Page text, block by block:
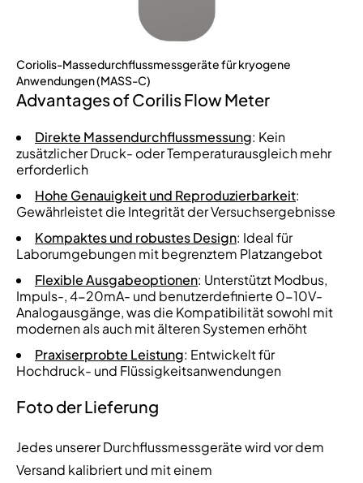
Coriolis-Massedurchflussmessgeräte für kryogene
Anwendungen (MASS-C)
Advantages ofCorilis Flow Meter
Direkte Massendurchflussmessung: Kein
zusätzlicher Druck- oder Temperaturausgleich mehr
erforderlich
Hohe Genauigkeit und Reproduzierbarkeit:
Gewährleistet die Integrität der Versuchsergebnisse
Kompaktes und robustes Design: Ideal für
Laborumgebungen mit begrenztem Platzangebot
Flexible Ausgabeoptionen: Unterstützt Modbus,
Impuls-, 4-20mA- und benutzerdefinierte 0-10V-
Analogausgänge, was die Kompatibilität sowohl mit
modernen als auch mit älteren Systemen erhöht
Praxiserprobte Leistung: Entwickelt für
Hochdruck- und Flüssigkeitsanwendungen
Foto der Lieferung
Jedes unserer Durchflussmessgeräte wird vor dem
Versand kalibriert und mit einem